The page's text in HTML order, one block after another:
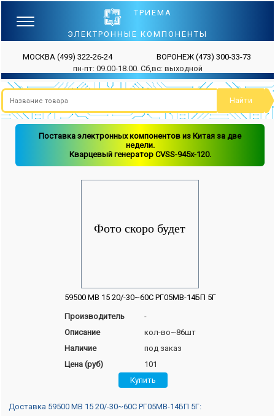
ТРИЕМА
ЭЛЕКТРОННЫЕ КОМПОНЕНТЫ
МОСКВА (499) 322-26-24 ВОРОНЕЖ (473) 300-33-73
пн-пт: 09.00-18.00. Сб,вс: выходной
Поставка электронных компонентов из Китая за две
недели.
Кварцевый генератор CVSS-945x-120.
59500 МВ 15 20/-30~60C РГ05МВ-14БП 5Г
Производитель
-
Описание
кол-во~86шт
Наличие
под заказ
Цена (руб)
101
Доставка 59500 МВ 15 20/-30~60C РГ05МВ-14БП 5Г: